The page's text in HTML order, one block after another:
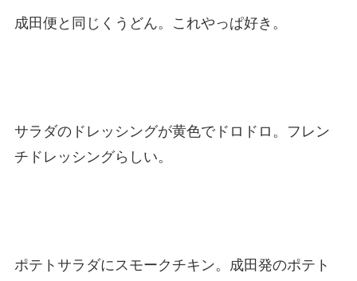
成田便と同じくうどん。これやっぱ好き。
サラダのドレッシングが黄色でドロドロ。フレン
チドレッシングらしい。
ポテトサラダにスモークチキン。成田発のポテト